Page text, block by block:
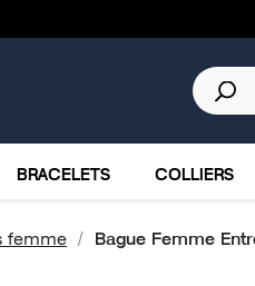
BRACELETS COLLIERS
femme Bague Femme